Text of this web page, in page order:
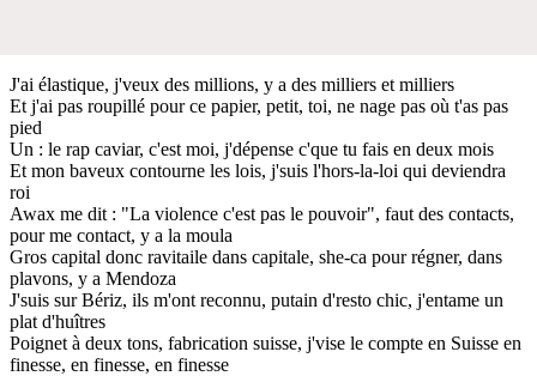
J'ai élastique, j'veux des millions, y a des milliers et milliers
Et j'ai pas roupillé pour ce papier, petit, toi, ne nage pas où t'as pas
pied
Un : le rap caviar, c'est moi, j'dépense c'que tu fais en deux mois
Et mon baveux contourne les lois, j'suis l'hors-la-loi qui deviendra
roi
Awax me dit : "La violence c'est pas le pouvoir", faut des contacts,
pour me contact, y a la moula
Gros capital donc ravitaile dans capitale, she-ca pour régner, dans
plavons, y a Mendoza
J'suis sur Bériz, ils m'ont reconnu, putain d'resto chic, j'entame un
plat d'huîtres
Poignet à deux tons, fabrication suisse, j'vise le compte en Suisse en
finesse, en finesse, en finesse